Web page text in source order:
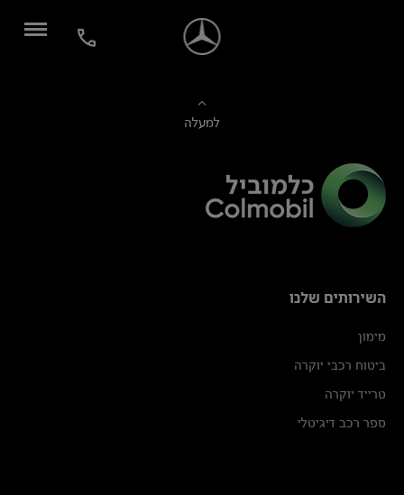
למעלה
השירותים שלנו
מימון
ביטוח רכבי יוקרה
טרייד יוקרה
ספר רכב דיגיטלי